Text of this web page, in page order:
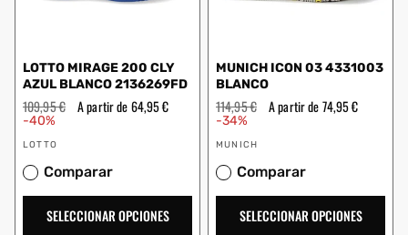
LOTTO MIRAGE 200 CLY
AZUL BLANCO 2136269FD
Precio
habitual
109,95 € Precio
de
A partir de 64,95 €
-40%
Proveedor:
LOTTO
Comparar
SELECCIONAR OPCIONES
MUNICH ICON 03 4331003
BLANCO
Precio
habitual
114,95 € Precio
de
A partir de 74,95 €
-34%
Proveedor:
MUNICH
Comparar
SELECCIONAR OPCIONES